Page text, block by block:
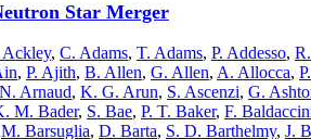
Star Merger
, C. Adams, T. Adams, P. Addesso,
, P. Ajith, B. Allen, G. Allen, A. Allocca,
N. Arnaud, K. G. Arun, S. Ascenzi, G.
M. Bader, S. Bae, P. T. Baker, F.
M. Barsuglia, D. Barta, S. D. Barthelmy, J.